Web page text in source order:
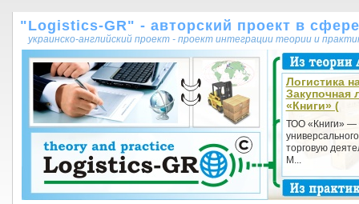
"Logistics-GR" - авторский проект в
украинско-английский проект - проект интеграции теории и
Логистика
Закупочная
«Книги» (
ТОО «Книги» —
торговую
М...